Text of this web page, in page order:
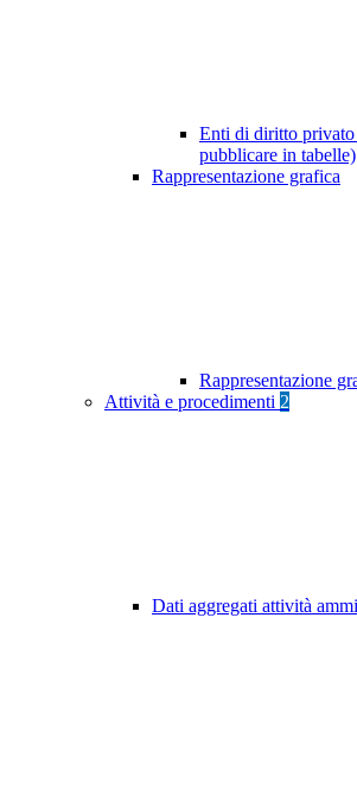
Enti di diritto
pubblicare in tabelle)
Rappresentazione grafica
Rappresentazione
Attività e procedimenti 2
Dati aggregati attività